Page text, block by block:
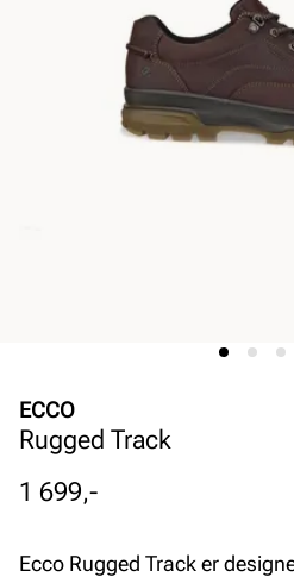
ECCO
Rugged Track
Pris
1 699,-
Ecco Rugged Track er